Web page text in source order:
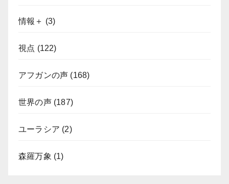
情報＋ (3)
視点 (122)
アフガンの声 (168)
世界の声(187)
ユーラシア (2)
森羅万象 (1)